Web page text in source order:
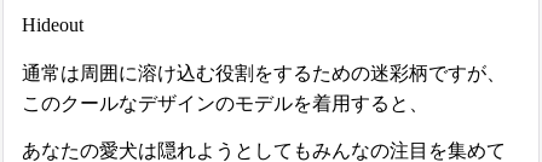
Hideout
通常は周囲に溶け込む役割をするための迷彩柄ですが、
このクールなデザインのモデルを着用すると、
あなたの愛犬は隠れようとしてもみんなの注目を集めて